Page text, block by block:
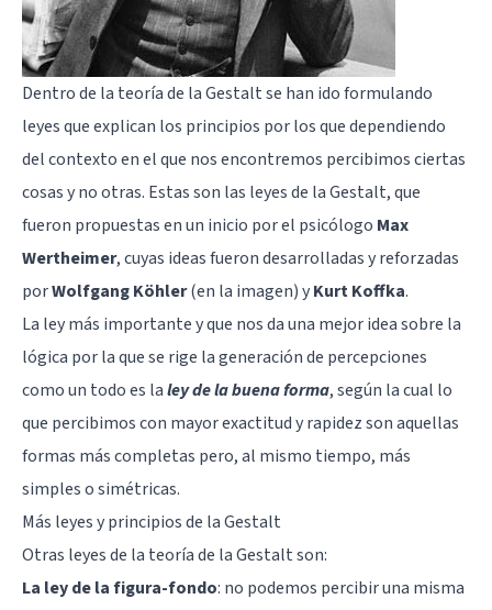
Dentro de la teoría de la Gestalt se han ido formulando
leyes que explican los principios por los que dependiendo
del contexto en el que nos encontremos percibimos ciertas
cosas y no otras. Estas son las leyes de la Gestalt, que
fueron propuestas en un inicio por el psicólogo Max
Wertheimer, cuyas ideas fueron desarrolladas y reforzadas
porWolfgang Köhler(en la imagen) yKurt Koffka.
La ley más importante y que nos da una mejor idea sobre la
lógica por la que se rige la generación de percepciones
como un todo es laley de la buena forma, según la cual lo
que percibimos con mayor exactitud y rapidez son aquellas
formas más completas pero, al mismo tiempo, más
simples o simétricas.
Más leyes y principios de la Gestalt
Otras leyes de la teoría de la Gestalt son:
La ley de la figura-fondo: no podemos percibir una misma